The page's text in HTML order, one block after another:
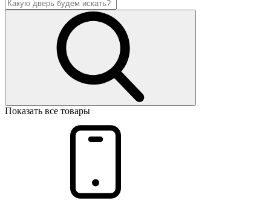
Показать все товары